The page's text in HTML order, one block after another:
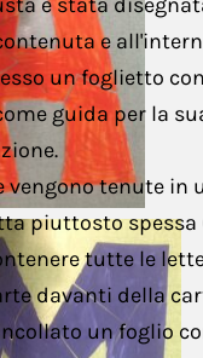
e
un foglietto
guida per la
vengono tenute in
piuttosto spessa
tutte le
davanti della
un foglio